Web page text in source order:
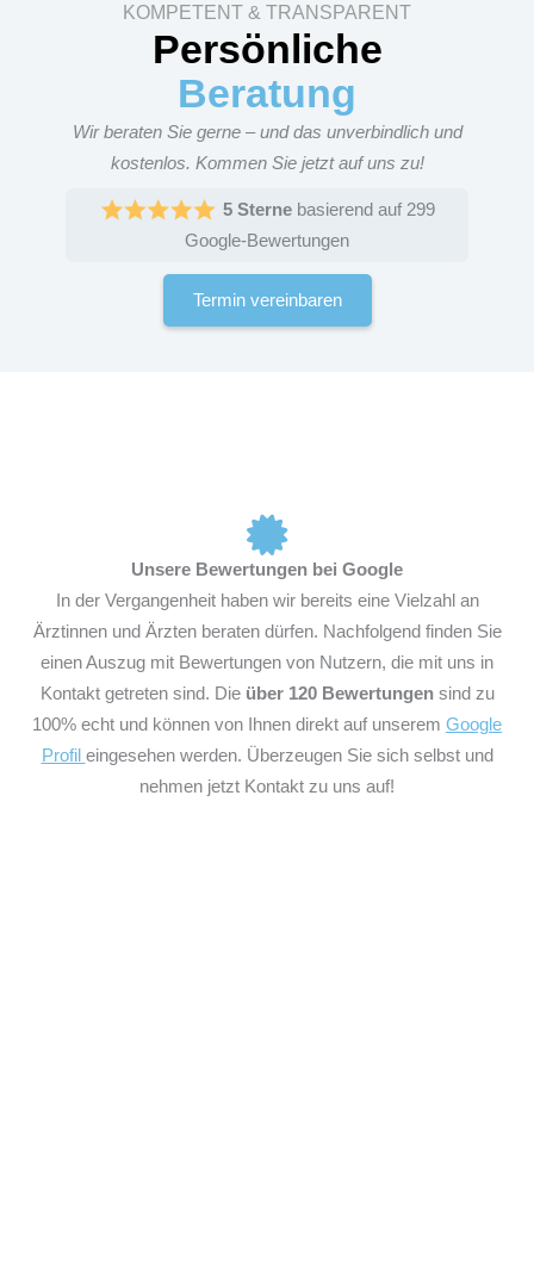
KOMPETENT & TRANSPARENT
Persönliche
Beratung
Wir beraten Sie gerne – und das unverbindlich und
kostenlos. Kommen Sie jetzt auf uns zu!
5 Sterne basierend auf 299
Google-Bewertungen
Termin vereinbaren
Unsere Bewertungen bei Google
In der Vergangenheit haben wir bereits eine Vielzahl an
Ärztinnen und Ärzten beraten dürfen. Nachfolgend finden Sie
einen Auszug mit Bewertungen von Nutzern, die mit uns in
Kontakt getreten sind. Die über 120 Bewertungensind zu
100% echt und können von Ihnen direkt auf unserem Google
Profil eingesehen werden. Überzeugen Sie sich selbst und
nehmen jetzt Kontakt zu uns auf!